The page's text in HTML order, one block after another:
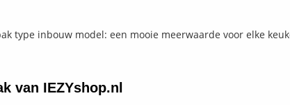
type inbouw model: een mooie meerwaarde voor elke
van IEZYshop.nl